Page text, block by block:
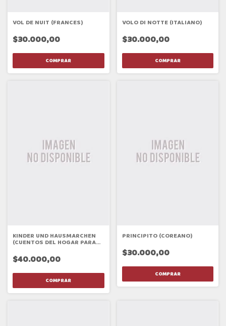
VOL DE NUIT (FRANCES)
$30.000,00
VOLO DI NOTTE (ITALIANO)
$30.000,00
KINDER UND HAUSMARCHEN
(CUENTOS DEL HOGAR PARA
$40.000,00
PRINCIPITO (COREANO)
$30.000,00